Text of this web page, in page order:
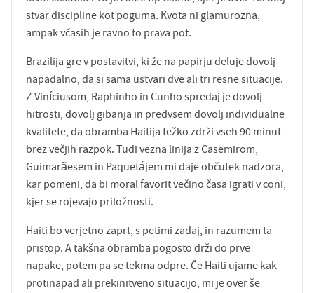
stvar discipline kot poguma. Kvota ni glamurozna,
ampak včasih je ravno to prava pot.
Brazilija gre v postavitvi, ki že na papirju deluje dovolj
napadalno, da si sama ustvari dve ali tri resne situacije.
Z Viníciusom, Raphinho in Cunho spredaj je dovolj
hitrosti, dovolj gibanja in predvsem dovolj individualne
kvalitete, da obramba Haitija težko zdrži vseh 90 minut
brez večjih razpok. Tudi vezna linija z Casemirom,
Guimarãesem in Paquetájem mi daje občutek nadzora,
kar pomeni, da bi moral favorit večino časa igrati v coni,
kjer se rojevajo priložnosti.
Haiti bo verjetno zaprt, s petimi zadaj, in razumem ta
pristop. A takšna obramba pogosto drži do prve
napake, potem pa se tekma odpre. Če Haiti ujame kak
protinapad ali prekinitveno situacijo, mi je over še